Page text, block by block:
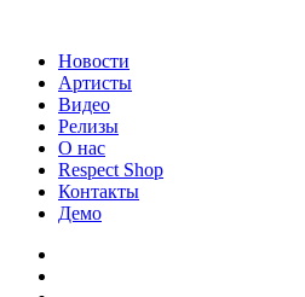
Новости
Артисты
Видео
Релизы
О нас
Respect Shop
Контакты
Демо